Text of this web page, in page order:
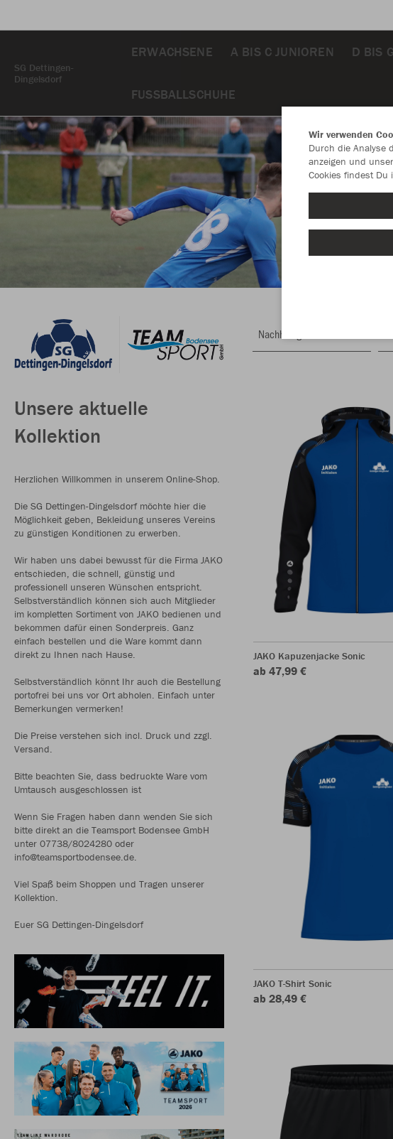
SG Dettingen-
Dingelsdorf
ERWACHSENE A BIS C JUNIOREN D BIS
FUSSBALLSCHUHE
Unsere aktuelle
Kollektion
Herzlichen Willkommen in unserem Online-Shop.
Die SG Dettingen-Dingelsdorf möchte hier die
Möglichkeit geben, Bekleidung unseres Vereins
zu günstigen Konditionen zu erwerben.
Wir haben uns dabei bewusst für die Firma JAKO
entschieden, die schnell, günstig und
professionell unseren Wünschen entspricht.
Selbstverständlich können sich auch Mitglieder
im kompletten Sortiment von JAKO bedienen und
bekommen dafür einen Sonderpreis. Ganz
einfach bestellen und die Ware kommt dann
direkt zu Ihnen nach Hause.
Selbstverständlich könnt Ihr auch die Bestellung
portofrei bei uns vor Ort abholen. Einfach unter
Bemerkungen vermerken!
Die Preise verstehen sich incl. Druck und zzgl.
Versand.
Bitte beachten Sie, dass bedruckte Ware vom
Umtausch ausgeschlossen ist
Wenn Sie Fragen haben dann wenden Sie sich
bitte direkt an die Teamsport Bodensee GmbH
unter 07738/8024280 oder
info@teamsportbodensee.de.
Viel Spaß beim Shoppen und Tragen unserer
Kollektion.
Euer SG Dettingen-Dingelsdorf
Nachhaltig
JAKO Kapuzenjacke Sonic
ab 47,99 €
JAKO T-Shirt Sonic
ab 28,49 €
Wir verwenden
Durch die Analyse
anzeigen und
Cookies findest Du